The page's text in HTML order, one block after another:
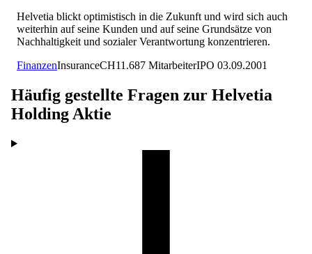
Helvetia blickt optimistisch in die Zukunft und wird sich auch
weiterhin auf seine Kunden und auf seine Grundsätze von
Nachhaltigkeit und sozialer Verantwortung konzentrieren.
FinanzenInsuranceCH11.687 MitarbeiterIPO 03.09.2001
Häufig gestellte Fragen zur Helvetia
Holding Aktie